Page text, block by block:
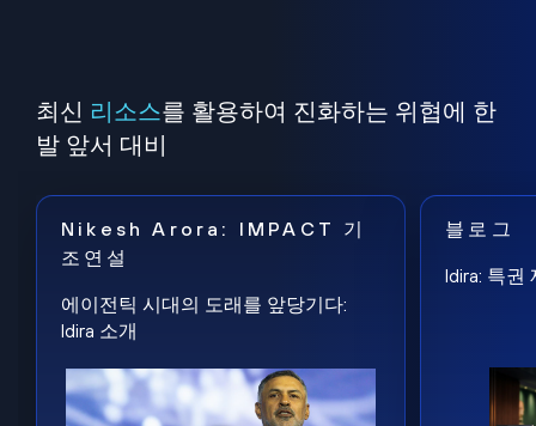
최신 리소스를 활용하여 진화하는 위협에 한
발 앞서 대비
Nikesh Arora: IMPACT 기
조연설
에이전틱 시대의 도래를 앞당기다:
Idira 소개
블로그
Idira: 특권